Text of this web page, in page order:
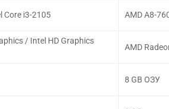
Core i3-2105
/ Intel HD Graphics
AMD A8-
AMD
8 GB ОЗУ